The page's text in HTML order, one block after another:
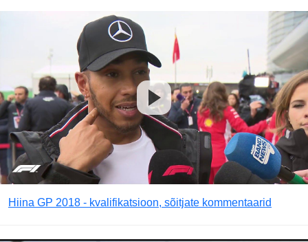
Hiina GP 2018 - kvalifikatsioon, sõitjate kommentaarid